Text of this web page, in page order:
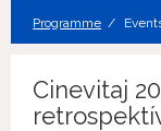
Programme
Cinevitaj